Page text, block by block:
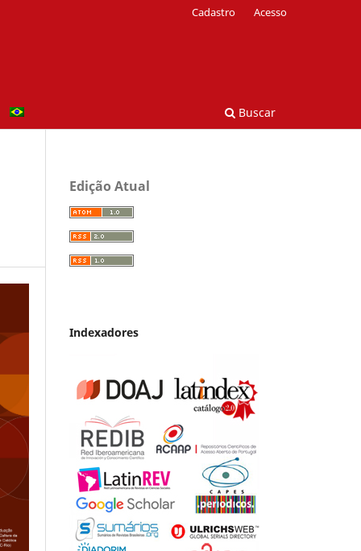
Buscar
Cadastro Acesso
Edição Atual
Indexadores